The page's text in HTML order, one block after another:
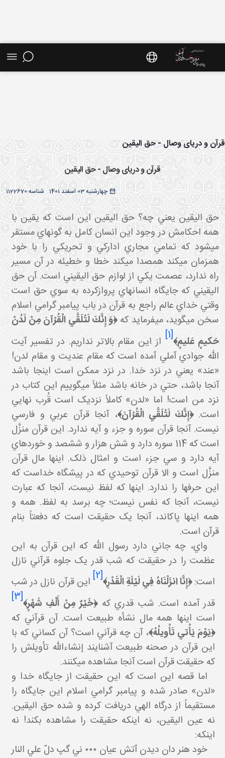
موضوعی - سایت استاد مرتضی جوادی آملی
و دریای وصال - حق الیقین
قرآن و دریای وصال - حق الیقین
چهارشنبه 03 اسفند 1401 1122670شناسه:
حق اليقين يعني چه؟ حق اليقين اين است که يقين با
همه احکامش در وجود اين انسان کامل به گونه اي مستقر
مي شود که تمامي مجاري ادارکي و تحريکي را با خود
همزمان مي کند همصدا مي کند خطا و خطيئه در آن مسير
راه ندارد، عصمت يکي از لوازم حق اليقيني است. آن حق
اليقيني که جايگاه انسان هاي پروازکرده به سوي حق است
وقتي خداي عالم راجع به قرآن در باب پيامبر گرامي اسلام
سخن مي گويد، مي فرمايد که﴿وَ إِنَّكَ لَتُلَقَّي الْقُرْآنَ مِنْ لَدُنْ
حَكيمٍ عَليمٍ﴾[1]
از اين مقام بالاتر نداريم. در تفسير آيت
الله جوادي آملي آمده است که مقام عنديت و مقام لدن!
«عند» يعني در نزد خدا. در نزد ممکن است اينجا باشد
آنجا باشد، حتي در خانه باشد مثلاً مي گوييم اين کتاب در
نزد من است! اما «لدن» کاملاً نزديک است قُرب نهايي
است.﴿إِنَّكَ لَتُلَقَّي الْقُرْآنَ﴾، آنجا قرآن عربي و فارسي
نيست. آنجا قرآن سوره و جزء و آيه ندارد. اين قرآن منزَّل
است که 114 سوره دارد و شش هزار و ششصد و خورده اي
آيه دارد و سي جزء است و امثال ذلک. اينها مال قرآن
منزَّل است و الا قرآن توحيدي که در پيشگاه خداست که
اين حرف ها را ندارد. اينها که لفظ نيست، آنجا که عبارت
نيست، آنجا که نفس نيست؛ چه برسد به لفظ. همه و
همه اينها پاک اند، آنجا يک حقيقت است که دفعتاً بنام
قرآن است.
واي، چه جاني دارد رسول الله که اين قرآن به اين
عظمت را در حقيقت که شب قدر يک جلوه قرآني نازل
است:﴿إِنَّا انزَلْنَاهُ فِي لَيْلَةِ الْقَدْرِ﴾[2]
اين قرآن نازل در شب
قدر آمده است. شب قدري که﴿ خَيْرٌ مِنْ أَلْفِ شَهْرٍ﴾[3]
است اينها همه مال نشأه طبيعت است. آن قرآني که
﴿يَوْمَ يَأْتي‏ تَأْويلُهُ﴾، آن چه قرآني است؟ آن کساني که با
اين قرآن در صحنه طبيعت آشنايند إن شاءالله تأويلش را
که حقيقت قرآن است آنجا مشاهده مي کنند.
اما قصه اين است که اين حقيقت از جايگاه خدا و
«لدن» صادر شده و پيامبر گرامي اسلام اين جايگاه را
مستقيماً از درگاه الهي دريافت کرده و شده حق اليقين.
نه عين اليقين، نه اينکه حقيقت را مشاهده بکند! نه
اينکه:
خود هنر دان ديدن آتش عيان ٭٭٭ ني گپ دلّ علي النار